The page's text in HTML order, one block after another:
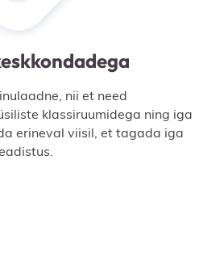
nii et need
klassiruumidega ning iga
erineval viisil, et tagada iga